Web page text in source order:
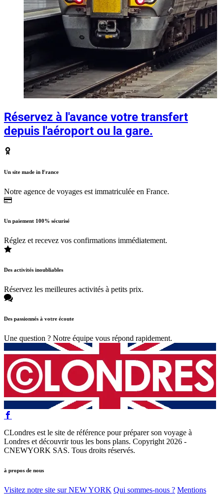
Réservez à l'avance votre transfert
depuis l'aéroport ou la gare.
Un site made in France
Notre agence de voyages est immatriculée en France.
Un paiement 100% sécurisé
Réglez et recevez vos confirmations immédiatement.
Des activités inoubliables
Réservez les meilleures activités à petits prix.
Des passionnés à votre écoute
Une question ? Notre équipe vous répond rapidement.
CLondres est le site de référence pour préparer son voyage à
Londres et découvrir tous les bons plans. Copyright 2026 -
CNEWYORK SAS. Tous droits réservés.
à propos de nous
Visitez notre site sur NEW YORK Qui sommes-nous ? Mentions